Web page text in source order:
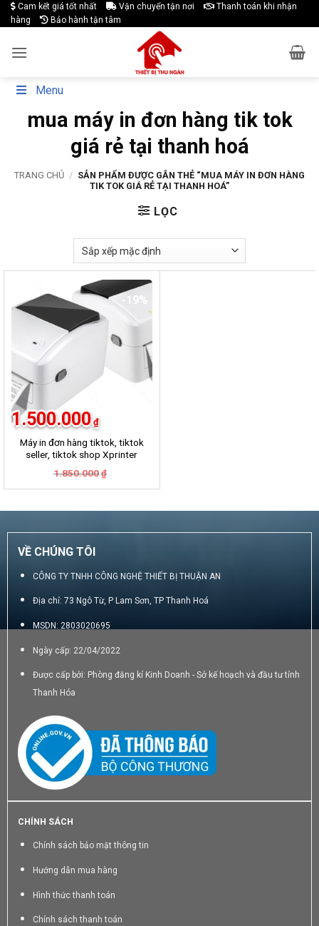
Skip
to
Cam kết giá tốt nhất Vận chuyển tận nơi
Thanh toán khi nhận
hàng
Bảo hành tận tâm
Menu
mua máy in đơn hàng tik tok
giá rẻ tại thanh hoá
TRANG CHỦ / SẢN PHẨM ĐƯỢC GẮN THẺ “MUA MÁY IN ĐƠN HÀNG
TIK TOK GIÁ RẺ TẠI THANH HOÁ”
LỌC
-19%
Máy in đơn hàng tiktok, tiktok
seller, tiktok shop Xprinter
1.850.000 ₫
là:
1.500.000 ₫
tại
1.500.000₫.
VỀ CHÚNG TÔI
CÔNG TY TNHH CÔNG NGHỆ THIẾT BỊ THUẬN AN
Địa chỉ: 73 Ngô Từ, P Lam Sơn, TP Thanh Hoá
MSDN: 2803020695
Ngày cấp: 22/04/2022
Được cấp bởi: Phòng đăng kí Kinh Doanh - Sở kế hoạch và đầu tư tỉnh
Thanh Hóa
CHÍNH SÁCH
Chính sách bảo mật thông tin
Hướng dẫn mua hàng
Hình thức thanh toán
Chính sách thanh toán